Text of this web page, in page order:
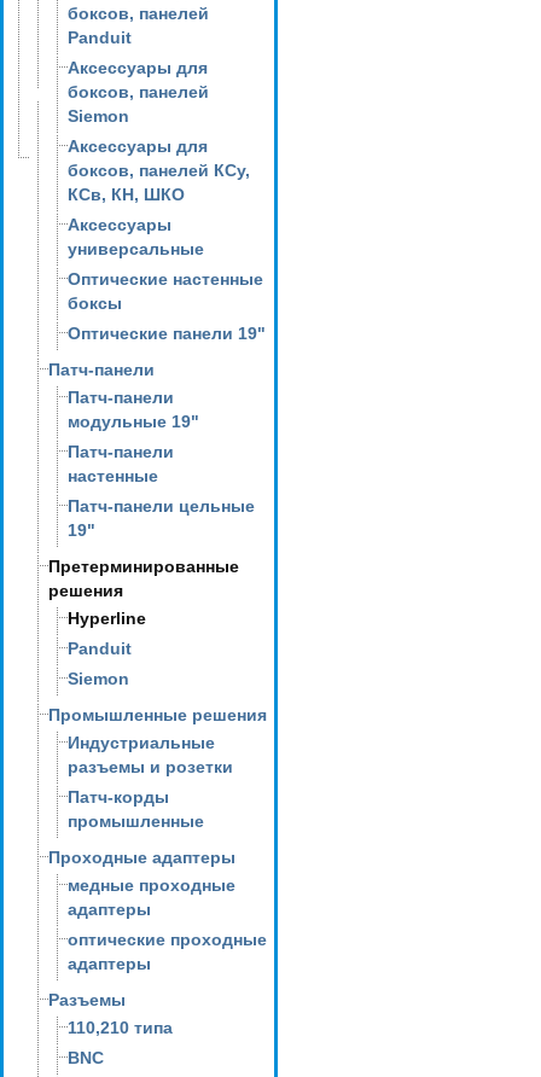
боксов, панелей
Panduit
Аксессуары для
боксов, панелей
Siemon
Аксессуары для
боксов, панелей КСу,
КСв, КН, ШКО
Аксессуары
универсальные
Оптические настенные
боксы
Оптические панели 19"
Патч-панели
Патч-панели
модульные 19"
Патч-панели
настенные
Патч-панели цельные
19"
Претерминированные
решения
Hyperline
Panduit
Siemon
Промышленные решения
Индустриальные
разъемы и розетки
Патч-корды
промышленные
Проходные адаптеры
медные проходные
адаптеры
оптические проходные
адаптеры
Разъемы
110,210 типа
BNC